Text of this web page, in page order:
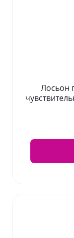
Лосьон